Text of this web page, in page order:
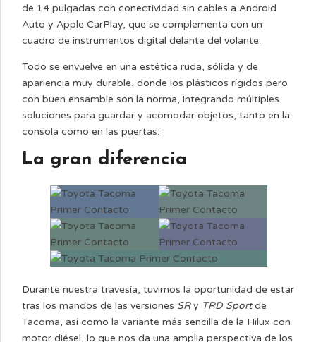
de 14 pulgadas con conectividad sin cables a Android
Auto y Apple CarPlay, que se complementa con un
cuadro de instrumentos digital delante del volante.
Todo se envuelve en una estética ruda, sólida y de
apariencia muy durable, donde los plásticos rígidos pero
con buen ensamble son la norma, integrando múltiples
soluciones para guardar y acomodar objetos, tanto en la
consola como en las puertas:
La gran diferencia
Durante nuestra travesía, tuvimos la oportunidad de estar
tras los mandos de las versiones SRy TRD Sportde
Tacoma, así como la variante más sencilla de la Hilux con
motor diésel, lo que nos da una amplia perspectiva de los